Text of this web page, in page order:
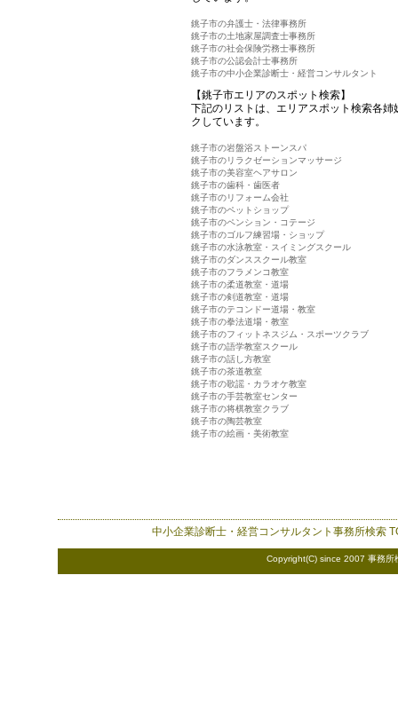
銚子市の弁護士・法律事務所
銚子市の土地家屋調査士事務所
銚子市の社会保険労務士事務所
銚子市の公認会計士事務所
銚子市の中小企業診断士・経営コンサルタント
【銚子市エリアのスポット検索】
下記のリストは、エリアスポット検索各
クしています。
銚子市の岩盤浴ストーンスパ
銚子市のリラクゼーションマッサージ
銚子市の美容室ヘアサロン
銚子市の歯科・歯医者
銚子市のリフォーム会社
銚子市のペットショップ
銚子市のペンション・コテージ
銚子市のゴルフ練習場・ショップ
銚子市の水泳教室・スイミングスクール
銚子市のダンススクール教室
銚子市のフラメンコ教室
銚子市の柔道教室・道場
銚子市の剣道教室・道場
銚子市のテコンドー道場・教室
銚子市の拳法道場・教室
銚子市のフィットネスジム・スポーツクラブ
銚子市の語学教室スクール
銚子市の話し方教室
銚子市の茶道教室
銚子市の歌謡・カラオケ教室
銚子市の手芸教室センター
銚子市の将棋教室クラブ
銚子市の陶芸教室
銚子市の絵画・美術教室
中小企業診断士・経営コンサルタント事務所検索
Copyright(C) since 2007 事務所